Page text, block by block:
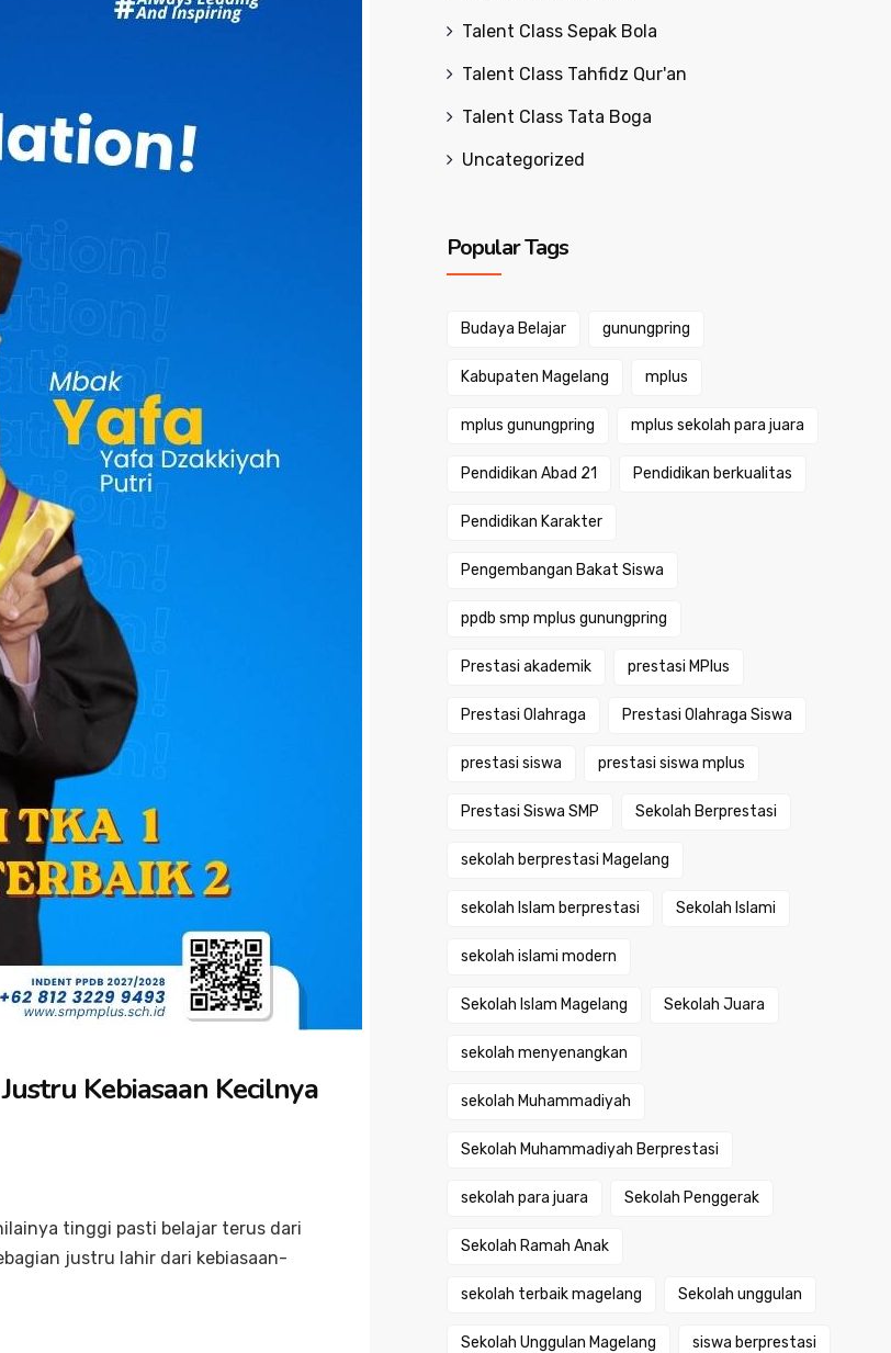
Kebiasaan Kecilnya
tinggi pasti belajar terus dari
justru lahir dari kebiasaan-
Talent Class Sepak Bola
Talent Class Tahfidz Qur'an
Talent Class Tata Boga
Uncategorized
Popular Tags
Budaya Belajar gunungpring
Kabupaten Magelang mplus
mplus gunungpring mplus sekolah para juara
Pendidikan Abad 21 Pendidikan berkualitas
Pendidikan Karakter
Pengembangan Bakat Siswa
ppdb smp mplus gunungpring
Prestasi akademik prestasi MPlus
Prestasi Olahraga Prestasi Olahraga Siswa
prestasi siswa prestasi siswa mplus
Prestasi Siswa SMP Sekolah Berprestasi
sekolah berprestasi Magelang
sekolah Islam berprestasi Sekolah Islami
sekolah islami modern
Sekolah Islam Magelang Sekolah Juara
sekolah menyenangkan
sekolah Muhammadiyah
Sekolah Muhammadiyah Berprestasi
sekolah para juara Sekolah Penggerak
Sekolah Ramah Anak
sekolah terbaik magelang Sekolah unggulan
Sekolah Unggulan Magelang siswa berprestasi